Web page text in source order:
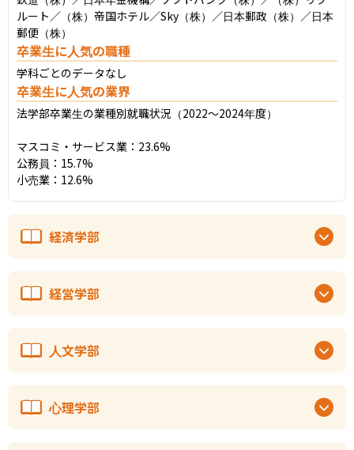
ルート／（株）帝国ホテル／Sky（株）／日本郵政（株）／日本
郵便（株）
卒業生に人気の職種
学科ごとのデータなし
卒業生に人気の業界
法学部卒業生の業種別就職状況（2022〜2024年度）
マスコミ・サービス業：23.6%
公務員：15.7%
小売業：12.6%
経済学部
経営学部
人文学部
心理学部